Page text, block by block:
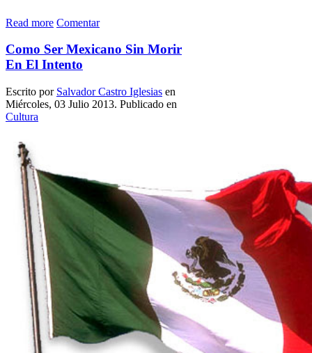
Read more Comentar
Como Ser Mexicano Sin Morir
En El Intento
Escrito por Salvador Castro Iglesias en
Miércoles, 03 Julio 2013. Publicado en
Cultura